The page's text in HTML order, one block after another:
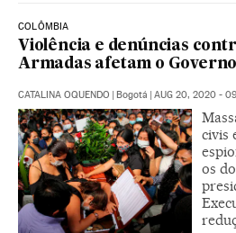
COLÔMBIA
Violência e denúncias
Armadas afetam o
CATALINA OQUENDO | Bogotá | AUG 20, 2020 -
civis
os